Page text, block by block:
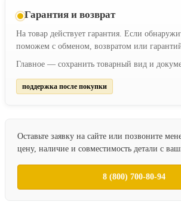
Гарантия и возврат
На товар действует гарантия. Если
поможем с обменом, возвратом или
Главное — сохранить товарный вид и
поддержка после покупки
Оставьте заявку на сайте или позвоните
цену, наличие и совместимость детали с
8 (800) 700-80-94